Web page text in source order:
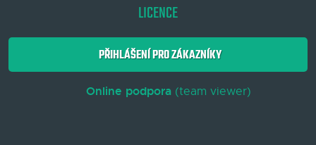
LICENCE
PŘIHLÁŠENÍ PRO ZÁKAZNÍKY
Online podpora(team viewer)